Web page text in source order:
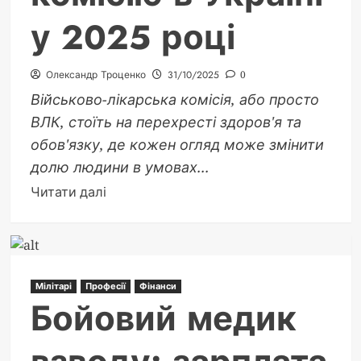
у 2025 році
Олександр Троценко 31/10/2025 0
Військово-лікарська комісія, або просто
ВЛК, стоїть на перехресті здоров'я та
обов'язку, де кожен огляд може змінити
долю людини в умовах...
Читати даліДокладніше
про
військово-
лікарську
комісію
Мілітарі Професії Фінанси
Бойовий медик